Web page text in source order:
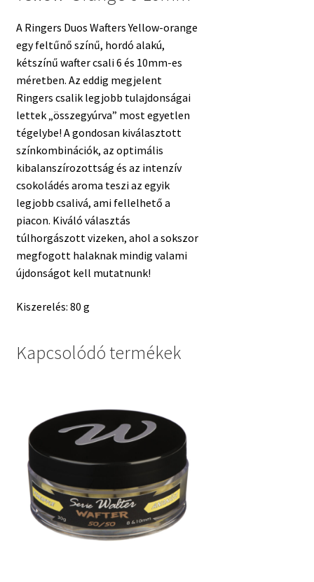
A Ringers Duos Wafters Yellow-orange
egy feltűnő színű, hordó alakú,
kétszínű wafter csali 6 és 10mm-es
méretben. Az eddig megjelent
Ringers csalik legjobb tulajdonságai
lettek „összegyúrva” most egyetlen
tégelybe! A gondosan kiválasztott
színkombinációk, az optimális
kibalanszírozottság és az intenzív
csokoládés aroma teszi az egyik
legjobb csalivá, ami fellelhető a
piacon. Kiváló választás
túlhorgászott vizeken, ahol a sokszor
megfogott halaknak mindig valami
újdonságot kell mutatnunk!
Kiszerelés: 80 g
Kapcsolódó termékek